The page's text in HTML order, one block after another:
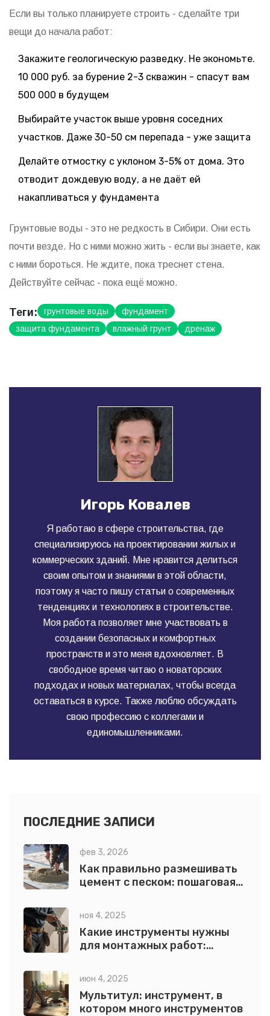
Если вы только планируете строить - сделайте три
вещи до начала работ:
Закажите геологическую разведку. Не экономьте.
10 000 руб. за бурение 2-3 скважин - спасут вам
500 000 в будущем
Выбирайте участок выше уровня соседних
участков. Даже 30-50 см перепада - уже защита
Делайте отмостку с уклоном 3-5% от дома. Это
отводит дождевую воду, а не даёт ей
накапливаться у фундамента
Грунтовые воды - это не редкость в Сибири. Они есть
почти везде. Но с ними можно жить - если вы знаете, как
с ними бороться. Не ждите, пока треснет стена.
Действуйте сейчас - пока ещё можно.
Теги: грунтовые воды
фундамент
защита фундамента
влажный грунт дренаж
Игорь Ковалев
Я работаю в сфере строительства, где
специализируюсь на проектировании жилых и
коммерческих зданий. Мне нравится делиться
своим опытом и знаниями в этой области,
поэтому я часто пишу статьи о современных
тенденциях и технологиях в строительстве.
Моя работа позволяет мне участвовать в
создании безопасных и комфортных
пространств и это меня вдохновляет. В
свободное время читаю о новаторских
подходах и новых материалах, чтобы всегда
оставаться в курсе. Также люблю обсуждать
свою профессию с коллегами и
единомышленниками.
ПОСЛЕДНИЕ ЗАПИСИ
фев 3, 2026
Как правильно размешивать
цемент с песком: пошаговая
раствора
ноя 4, 2025
Какие инструменты нужны
для монтажных работ:
профессионалов
июн 4, 2025
Мультитул: инструмент, в
котором много инструментов